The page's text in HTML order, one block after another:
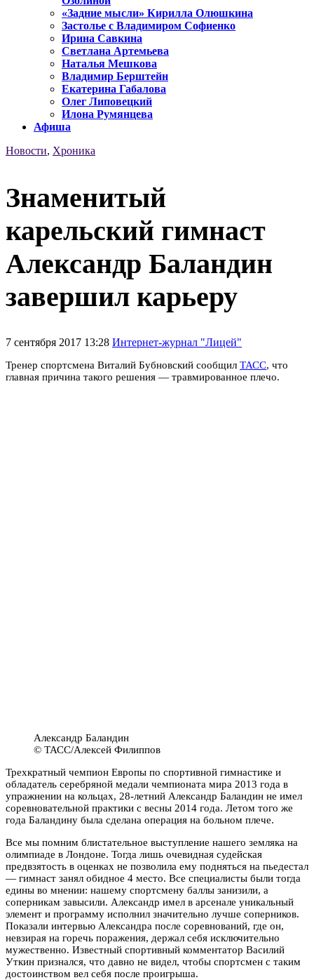
«Задние мысли» Кирилла Олюшкина
Застолье с Владимиром Софиенко
Ирина Савкина
Светлана Артемьева
Наталья Мешкова
Владимир Берштейн
Екатерина Габалова
Олег Липовецкий
Илона Румянцева
Афиша
Новости, Хроника
Знаменитый
карельский гимнаст
Александр Баландин
завершил карьеру
7 сентября 2017 13:28 Интернет-журнал "Лицей"
Тренер спортсмена Виталий Бубновский сообщил ТАСС, что
главная причина такого решения — травмированное плечо.
Александр Баландин
© ТАСС/Алексей Филиппов
Трехкратный чемпион Европы по спортивной гимнастике и
обладатель серебряной медали чемпионата мира 2013 года в
упражнении на кольцах, 28-летний Александр Баландин не имел
соревновательной практики с весны 2014 года. Летом того же
года Баландину была сделана операция на больном плече.
Все мы помним блистательное выступление нашего земляка на
олимпиаде в Лондоне. Тогда лишь очевидная судейская
предвзятость в оценках не позволила ему подняться на пьедестал
— гимнаст занял обидное 4 место. Все специалисты были тогда
едины во мнении: нашему спортсмену баллы занизили, а
соперникам завысили. Александр имел в арсенале уникальный
элемент и программу исполнил значительно лучше соперников.
Показали интервью Александра после соревнований, где он,
невзирая на горечь поражения, держал себя исключительно
мужественно. Известный спортивный комментатор Василий
Уткин признался, что давно не видел, чтобы спортсмен с таким
достоинством вел себя после проигрыша.